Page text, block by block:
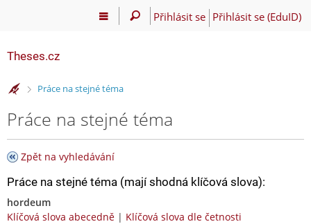
Přihlásit se Přihlásit se (EduID)
Theses.cz
>Práce na stejné téma
Práce na stejné téma
Zpět na vyhledávání
Práce na stejné téma (mají shodná klíčová slova):
hordeum
Klíčová slova abecedně | Klíčová slova dle četnosti